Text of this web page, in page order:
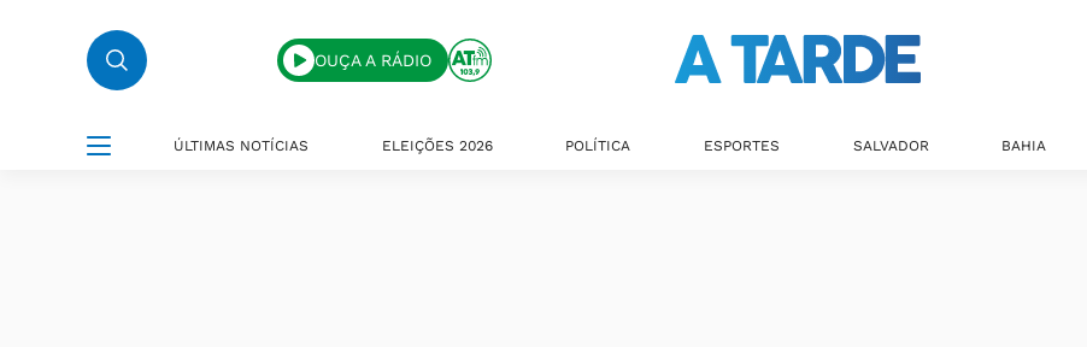
OUÇA A RÁDIO
ÚLTIMAS NOTÍCIAS ELEIÇÕES 2026 POLÍTICA ESPORTES SALVADOR BAHIA